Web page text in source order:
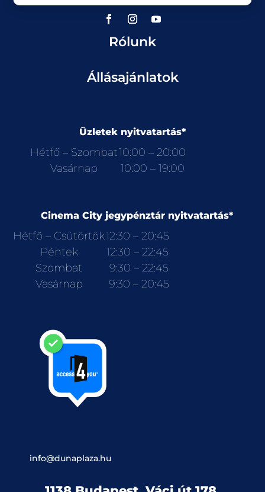
Rólunk
Állásajánlatok
Üzletek nyitvatartás*
Hétfő – Szombat10:00 – 20:00
Vasárnap
10:00 – 19:00
Cinema City jegypénztár nyitvatartás*
Hétfő – Csütörtök12:30 – 20:45
Péntek
12:30 – 22:45
Szombat
9:30 – 22:45
Vasárnap
9:30 – 20:45
info@dunaplaza.hu